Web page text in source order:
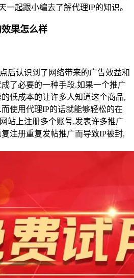
一起跟小编去了解代理IP的知识。
果怎么样
认识到了网络带来的广告效益和
了必要的一种手段.如果一个推广
低成本的让许多人知道这个商品,
使用代理IP的话就能够轻松的在
站上注册多个账号,发表许多推广
注册重复发帖推广而导致IP被封,